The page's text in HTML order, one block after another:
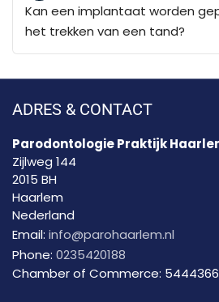
Kan een implantaat worden
het trekken van een tand?
ADRES & CONTACT
Parodontologie Praktijk
Zijlweg 144
2015 BH
Haarlem
Nederland
Email: info@parohaarlem.nl
Phone: 0235420188
Chamber of Commerce: